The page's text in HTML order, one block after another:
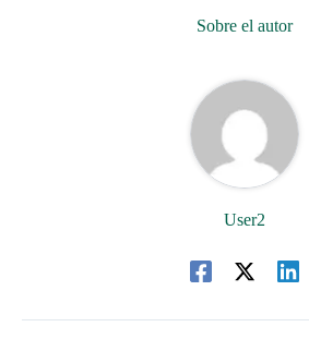
Sobre el autor
User2